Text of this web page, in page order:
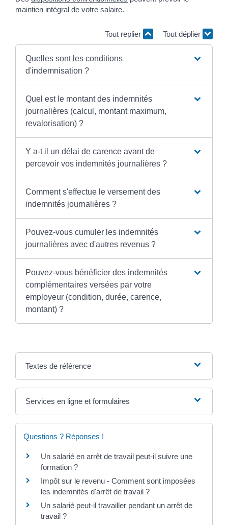
maintien intégral de votre salaire.
Tout replier Tout déplier
Quelles sont les conditions
d'indemnisation ?
Quel est le montant des indemnités
journalières (calcul, montant maximum,
revalorisation) ?
Y a-t il un délai de carence avant de
percevoir vos indemnités journalières ?
Comment s'effectue le versement des
indemnités journalières ?
Pouvez-vous cumuler les indemnités
journalières avec d'autres revenus ?
Pouvez-vous bénéficier des indemnités
complémentaires versées par votre
employeur (condition, durée, carence,
montant) ?
Textes de référence
Services en ligne et formulaires
Questions ? Réponses !
Un salarié en arrêt de travail peut-il suivre une
formation ?
Impôt sur le revenu - Comment sont imposées
les indemnités d'arrêt de travail ?
Un salarié peut-il travailler pendant un arrêt de
travail ?